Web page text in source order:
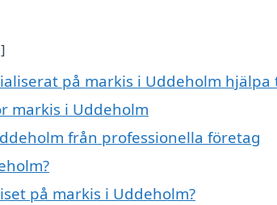
på markis i Uddeholm hjälpa
markis i Uddeholm
från professionella företag
på markis i Uddeholm?